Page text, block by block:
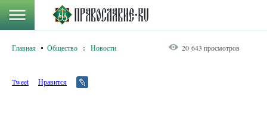
Главная Общество : Новости 20 643 просмотров
Tweet Нравится